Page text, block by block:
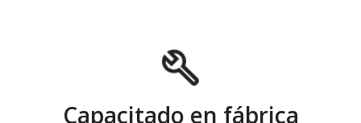
Capacitado en fábrica